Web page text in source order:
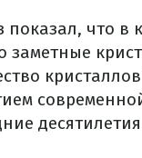
показал, что в
заметные